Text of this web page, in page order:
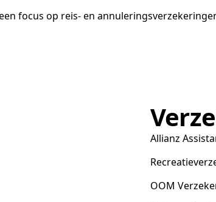
focus op reis- en
Allianz
OOM